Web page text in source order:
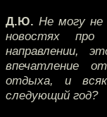
Д.Ю. Не могу не
новостях
направлении,
впечатление
отдыха, и
следующий год?